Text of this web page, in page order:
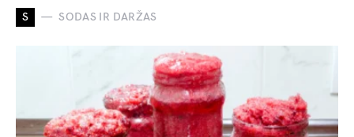
S SODAS IR DARŽAS